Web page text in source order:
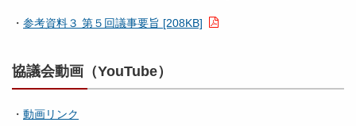
・ 参考資料３ 第５回議事要旨 [208KB]
協議会動画（YouTube）
・ 動画リンク